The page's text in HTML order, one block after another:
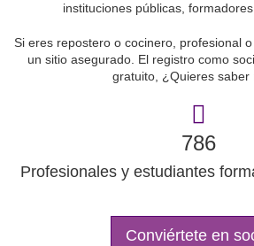
instituciones públicas,
Si eres repostero o cocinero, profesional
un sitio asegurado. El registro como
gratuito, ¿Quieres saber
786
Profesionales y estudiantes
Conviértete en